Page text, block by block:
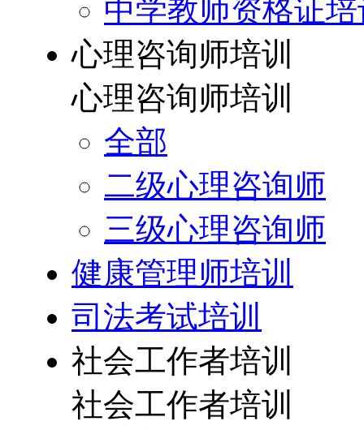
中学教师资格证
心理咨询师培训
心理咨询师培训
全部
二级心理咨询师
三级心理咨询师
健康管理师培训
司法考试培训
社会工作者培训
社会工作者培训